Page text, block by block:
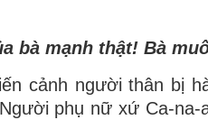
bà mạnh thật! Bà
cảnh người thân bị
phụ nữ xứ Ca-